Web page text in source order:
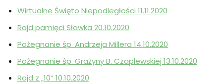
Wirtualne Święto Niepodległości 11.11.2020
Rajd pamięci Sławka 20.10.2020
Pożegnanie śp. Andrzeja Millera 14.10.2020
Pożegnanie śp. Grażyny B. Czaplewskiej 13.10.2020
Rajd z „10” 10.10.2020